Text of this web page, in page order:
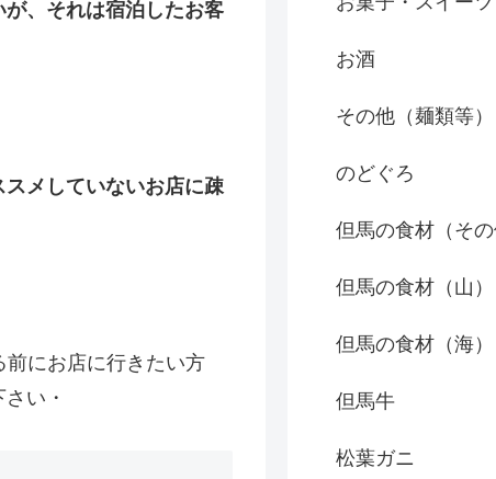
が、それは宿泊したお客
スメしていないお店に疎
前にお店に行きたい方
い・
お酒
その他（麺類等）
のどぐろ
但馬の食材（その
但馬の食材（山）
但馬の食材（海）
但馬牛
松葉ガニ